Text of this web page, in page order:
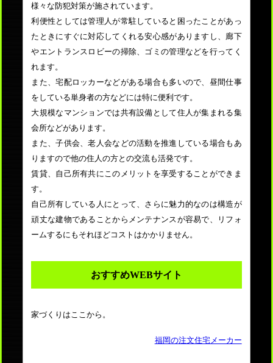
様々な防犯対策が施されています。
利便性としては管理人が常駐していると困ったことがあっ
たときにすぐに対応してくれる安心感がありますし、廊下
やエントランスロビーの掃除、ゴミの管理などを行ってく
れます。
また、宅配ロッカーなどがある場合も多いので、昼間仕事
をしている単身者の方などには特に便利です。
大規模なマンションでは共有設備として住人が集まれる集
会所などがあります。
また、子供会、老人会などの活動を推進している場合もあ
りますので他の住人の方との交流も活発です。
賃貸、自己所有共にこのメリットを享受することができま
す。
自己所有している人にとって、さらに魅力的なのは構造が
頑丈な建物であることからメンテナンスが容易で、リフォ
ームするにもそれほどコストはかかりません。
おすすめWEBサイト
家づくりはここから。
福岡の注文住宅メーカー